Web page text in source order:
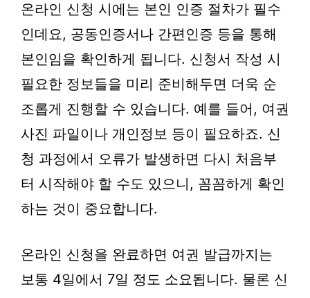
온라인 신청 시에는 본인 인증 절차가 필수
인데요, 공동인증서나 간편인증 등을 통해
본인임을 확인하게 됩니다. 신청서 작성 시
필요한 정보들을 미리 준비해두면 더욱 순
조롭게 진행할 수 있습니다. 예를 들어, 여권
사진 파일이나 개인정보 등이 필요하죠. 신
청 과정에서 오류가 발생하면 다시 처음부
터 시작해야 할 수도 있으니, 꼼꼼하게 확인
하는 것이 중요합니다.
온라인 신청을 완료하면 여권 발급까지는
보통 4일에서 7일 정도 소요됩니다. 물론 신